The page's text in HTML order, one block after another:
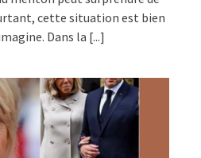
cette situation est bien
Dans la [...]